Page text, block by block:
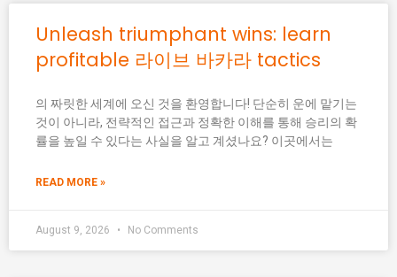
Unleash triumphant wins: learn
profitable 라이브 바카라 tactics
의 짜릿한 세계에 오신 것을 환영합니다! 단순히 운에 맡기는
것이 아니라, 전략적인 접근과 정확한 이해를 통해 승리의 확
률을 높일 수 있다는 사실을 알고 계셨나요? 이곳에서는
READ MORE »
August 9, 2026 No Comments